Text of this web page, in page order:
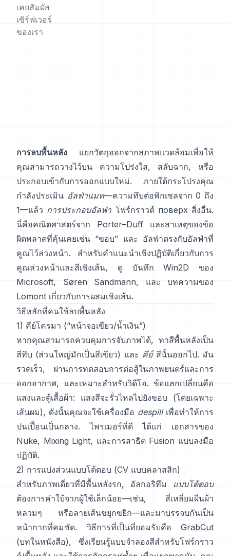
เคยสัมผัส
เซิร์ฟเวอร์
ของเรา
การลบพื้นหลัง แยกวัตถุออกจากสภาพแวดล้อมเพื่อให้
คุณสามารถวางไว้บน ความโปร่งใส, สลับฉาก, หรือ
ประกอบเข้ากับการออกแบบใหม่. ภายใต้กระโปรงคุณ
กำลังประเมิน อัลฟ่าแมท—ความทึบต่อพิกเซลจาก 0 ถึง
1—แล้ว การประกอบอัลฟ่า โฟร์กราวด์ поверх สิ่งอื่น.
นี่คือคณิตศาสตร์จาก Porter–Duff และสาเหตุของข้อ
ผิดพลาดที่คุ้นเคยเช่น “ขอบ” และ อัลฟ่าตรงกับอัลฟ่าที่
คูณไว้ล่วงหน้า. สำหรับคำแนะนำเชิงปฏิบัติเกี่ยวกับการ
คูณล่วงหน้าและสีเชิงเส้น, ดู
บันทึก Win2D ของ
Microsoft, Søren Sandmann, และ
บทความของ
Lomont เกี่ยวกับการผสมเชิงเส้น.
วิธีหลักที่คนใช้ลบพื้นหลัง
1) คีย์โครมา (“หน้าจอเขียว/น้ำเงิน”)
หากคุณสามารถควบคุมการจับภาพได้, ทาสีพื้นหลังเป็น
สีทึบ (ส่วนใหญ่มักเป็นสีเขียว) และ คีย์สีนั้นออกไป. มัน
รวดเร็ว, ผ่านการทดสอบการต่อสู้ในภาพยนตร์และการ
ออกอากาศ, และเหมาะสำหรับวิดีโอ. ข้อแลกเปลี่ยนคือ
แสงและตู้เสื้อผ้า: แสงสีจะรั่วไหลไปยังขอบ (โดยเฉพาะ
เส้นผม), ดังนั้นคุณจะใช้เครื่องมือ despillเพื่อทำให้การ
ปนเปื้อนเป็นกลาง. ไพรเมอร์ที่ดี ได้แก่ เอกสารของ
Nuke, Mixing Light, และการสาธิต Fusion แบบลงมือ
ปฏิบัติ.
2) การแบ่งส่วนแบบโต้ตอบ (CV แบบคลาสสิก)
สำหรับภาพเดี่ยวที่มีพื้นหลังรก, อัลกอริทึม แบบโต้ตอบ
ต้องการคำใบ้จากผู้ใช้เล็กน้อย—เช่น, สี่เหลี่ยมผืนผ้า
หลวมๆ หรือลายเส้นขยุกขยิก—และมาบรรจบกันเป็น
หน้ากากที่คมชัด. วิธีการที่เป็นที่ยอมรับคือ
GrabCut
(บทในหนังสือ), ซึ่งเรียนรู้แบบจำลองสีสำหรับโฟร์กราว